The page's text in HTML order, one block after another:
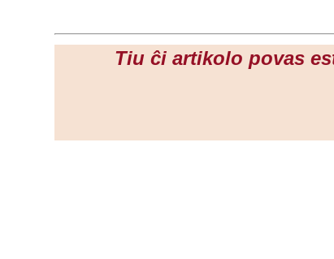
Tiu ĉi artikolo povas